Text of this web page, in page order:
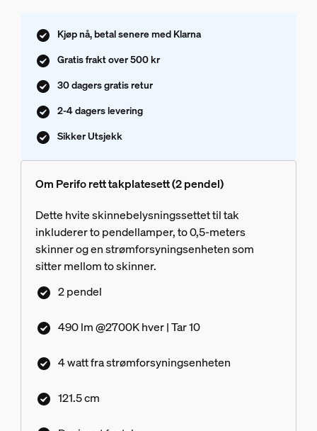
Kjøp nå, betal senere med Klarna
Gratis frakt over 500 kr
30 dagers gratis retur
2-4 dagers levering
Sikker Utsjekk
Om Perifo rett takplatesett (2 pendel)
Dette hvite skinnebelysningssettet til tak
inkluderer to pendellamper, to 0,5-meters
skinner og en strømforsyningsenheten som
sitter mellom to skinner.
2 pendel
490 lm @2700K hver | Tar 10
4 watt fra strømforsyningsenheten
121.5 cm